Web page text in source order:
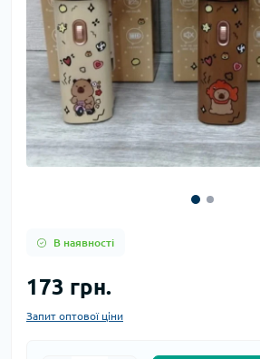
В наявності
173 грн.
Запит оптової ціни